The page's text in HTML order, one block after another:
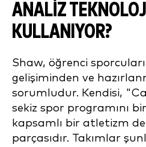
ANALIZ
KULLANIYOR?
Shaw, öğrenci
gelişiminden ve
sorumludur. Kendisi,
sekiz spor programını
kapsamlı bir atletizm
parçasıdır. Takımlar